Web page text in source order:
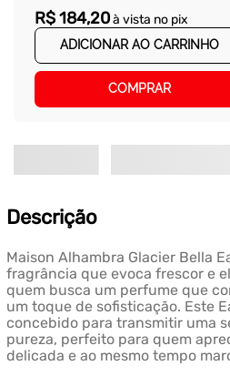
R$184,20à vista no pix
ADICIONAR AO CARRINHO
COMPRAR
Descrição
Maison Alhambra Glacier Bella
fragrância que evoca frescor e
quem busca um perfume que
um toque de sofisticação. Este
concebido para transmitir uma
pureza, perfeito para quem
delicada e ao mesmo tempo